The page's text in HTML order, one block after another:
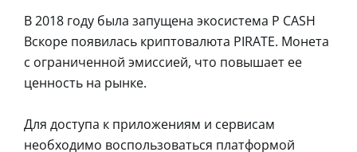
В 2018 году была запущена экосистема P CASH
Вскоре появилась криптовалюта PIRATE. Монета
с ограниченной эмиссией, что повышает ее
ценность на рынке.
Для доступа к приложениям и сервисам
необходимо воспользоваться платформой